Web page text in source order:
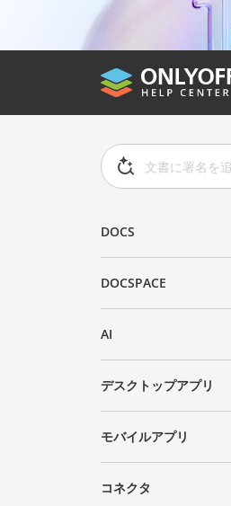
DOCS
DOCSPACE
AI
デスクトップアプリ
モバイルアプリ
コネクタ